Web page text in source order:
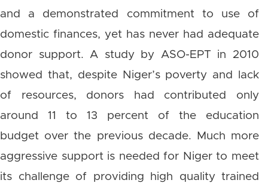
and a demonstrated commitment to use of
domestic finances, yet has never had adequate
donor support. A study by ASO-EPT in 2010
showed that, despite Niger’s poverty and lack
of resources, donors had contributed only
around 11 to 13 percent of the education
budget over the previous decade. Much more
aggressive support is needed for Niger to meet
its challenge of providing high quality trained